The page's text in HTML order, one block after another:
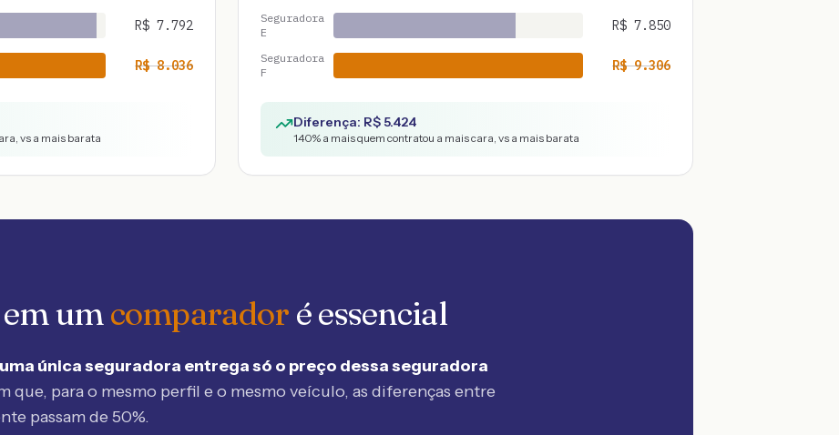
R$ 7.792
R$8.036
vs a mais barata
Seguradora
E
R$ 7.850
Seguradora
F
R$9.306
Diferença: R$5.424
140% a mais quem contratou a mais cara, vs a mais barata
umcomparador é essencial
única seguradora entrega só o preço dessa seguradora
que, para o mesmo perfil e o mesmo veículo, as diferenças entre
passam de 50%.